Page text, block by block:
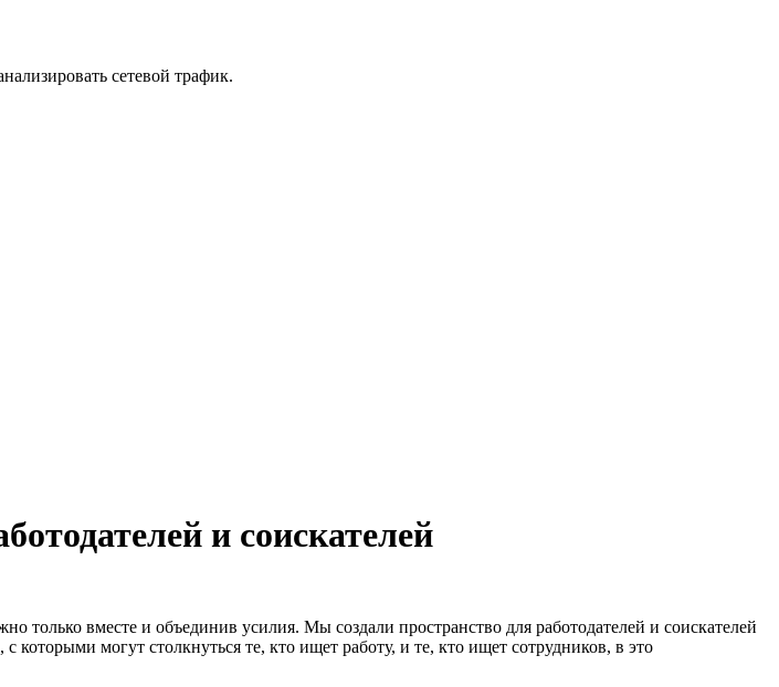
сетевой трафик.
и соискателей
вместе и объединив усилия. Мы создали пространство для работодателей и соискателей
могут столкнуться те, кто ищет работу, и те, кто ищет сотрудников, в это